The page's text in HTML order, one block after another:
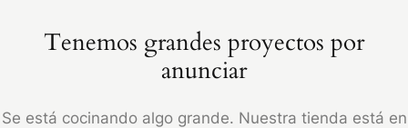
Tenemos grandes proyectos por
anunciar
Se está cocinando algo grande. Nuestra tienda está en